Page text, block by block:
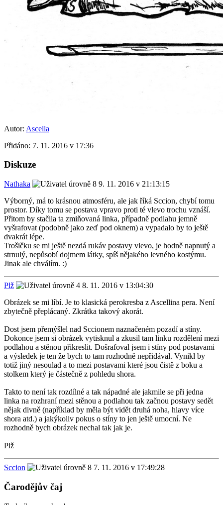
Autor: Ascella
Přidáno: 7. 11. 2016 v 17:36
Diskuze
Nathaka
9. 11. 2016 v 21:13:15
Výborný, má to krásnou atmosféru, ale jak říká Sccion, chybí tomu
prostor. Díky tomu se postava vpravo proti té vlevo trochu vznáší.
Přitom by stačila ta zmiňovaná linka, případně podlahu jemně
vyšrafovat (podobně jako zeď pod oknem) a vypadalo by to ještě
dvakrát lépe.
Trošičku se mi ještě nezdá rukáv postavy vlevo, je hodně napnutý a
strnulý, nepůsobí dojmem látky, spíš nějakého levného kostýmu.
Jinak ale chválím. :)
Plž
8. 11. 2016 v 13:04:30
Obrázek se mi líbí. Je to klasická perokresba z Ascellina pera. Není
zbytečně přeplácaný. Zkrátka takový akorát.
Dost jsem přemýšlel nad Sccionem naznačeném pozadí a stíny.
Dokonce jsem si obrázek vytisknul a zkusil tam linku rozdělení mezi
podlahou a stěnou přikreslit. Došrafoval jsem i stíny pod postavami
a výsledek je ten že bych to tam rozhodně nepřidával. Vynikl by
totiž jiný nesoulad a to mezi postavami které jsou čistě z boku a
stolkem který je částečně z pohledu shora.
Takto to není tak rozdílné a tak nápadné ale jakmile se při jedna
linka na rozhraní mezi stěnou a podlahou tak začnou postavy sedět
nějak divně (například by měla být vidět druhá noha, hlavy více
shora atd.) a jakýkoliv pokus o stíny to jen ještě umocní. Ne
rozhodně bych obrázek nechal tak jak je.
Plž
Sccion 7. 11. 2016 v 17:49:28
Čarodějův čaj